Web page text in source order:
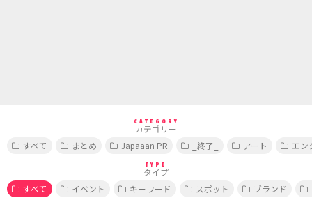
CATEGORY
カテゴリー
すべて
まとめ Japaaan PR _終了_ アート エン
TYPE
タイプ
すべて
イベント キーワード スポット ブランド